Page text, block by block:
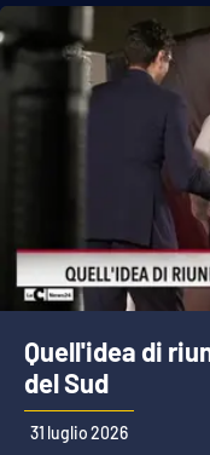
Android
Apple
Quell'idea di
del Sud
31 luglio 2026